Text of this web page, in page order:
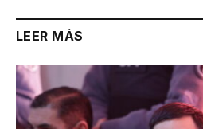
LEER MÁS